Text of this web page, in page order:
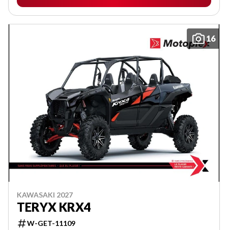
16
KAWASAKI 2027
TERYX KRX4
W-GET-11109